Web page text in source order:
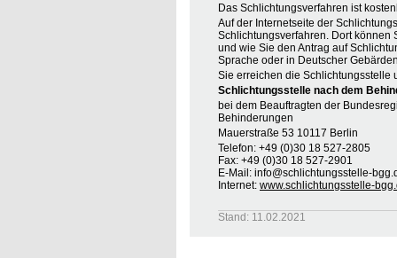
Das Schlichtungsverfahren ist
Auf der Internetseite der
Schlichtungsverfahren. Dort können
und wie Sie den Antrag auf
Sprache oder in Deutscher
Sie erreichen die Schlichtungsstelle
Schlichtungsstelle nach dem
bei dem Beauftragten der
Behinderungen
Mauerstraße 53 10117 Berlin
Telefon: +49 (0)30 18 527-2805
Fax: +49 (0)30 18 527-2901
E-Mail: info@schlichtungsstelle-
Internet: www.schlichtungsstelle-
Stand: 11.02.2021